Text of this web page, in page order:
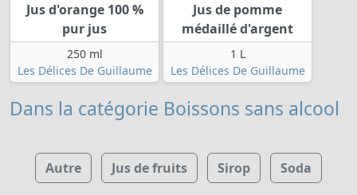
Jus d'orange 100 %
pur jus
250 ml
Les Délices De Guillaume
Jus de pomme
médaillé d'argent
1 L
Les Délices De Guillaume
Dans la catégorie Boissons sans alcool
Autre Jus de fruits Sirop Soda